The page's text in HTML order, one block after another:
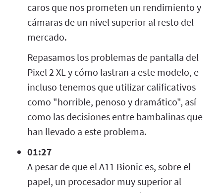
caros que nos prometen un rendimiento y
cámaras de un nivel superior al resto del
mercado.
Repasamos los problemas de pantalla del
Pixel 2 XL y cómo lastran a este modelo, e
incluso tenemos que utilizar calificativos
como "horrible, penoso y dramático", así
como las decisiones entre bambalinas que
han llevado a este problema.
01:27
A pesar de que el A11 Bionic es, sobre el
papel, un procesador muy superior al